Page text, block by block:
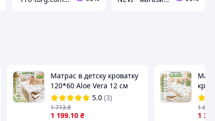
Матрас в детску кроватку
120*60 Aloe Verа 12 см
кокос поролон кокос
ортопедический для
новорожденных
5.0 (3)
1 199.10 ₴
1 713₴
1 377
1 621